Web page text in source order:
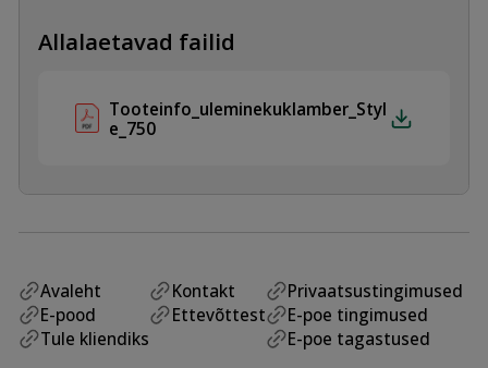
Allalaetavad failid
Tooteinfo_uleminekuklamber_Styl
e_750
Avaleht
E-pood
Tule kliendiks
Kontakt
Ettevõttest
Privaatsustingimused
E-poe tingimused
E-poe tagastused